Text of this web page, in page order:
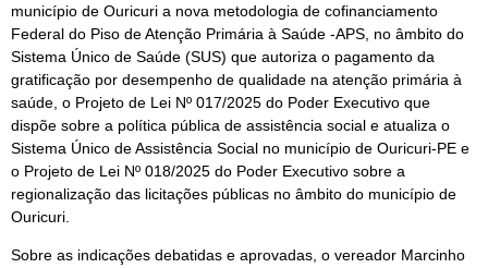
município de Ouricuri a nova metodologia de cofinanciamento
Federal do Piso de Atenção Primária à Saúde -APS, no âmbito do
Sistema Único de Saúde (SUS) que autoriza o pagamento da
gratificação por desempenho de qualidade na atenção primária à
saúde, o Projeto de Lei Nº 017/2025 do Poder Executivo que
dispõe sobre a política pública de assistência social e atualiza o
Sistema Único de Assistência Social no município de Ouricuri-PE e
o Projeto de Lei Nº 018/2025 do Poder Executivo sobre a
regionalização das licitações públicas no âmbito do município de
Ouricuri.
Sobre as indicações debatidas e aprovadas, o vereador Marcinho